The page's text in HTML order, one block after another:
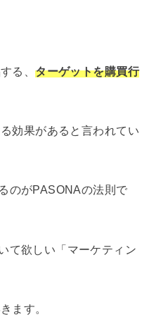
る、ターゲットを購買行
効果があると言われてい
のがPASONAの法則で
て欲しい「マーケティン
ます。